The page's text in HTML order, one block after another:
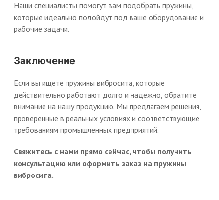
Наши специалисты помогут вам подобрать пружины,
которые идеально подойдут под ваше оборудование и
рабочие задачи.
Заключение
Если вы ищете пружины вибросита, которые
действительно работают долго и надежно, обратите
внимание на нашу продукцию. Мы предлагаем решения,
проверенные в реальных условиях и соответствующие
требованиям промышленных предприятий.
Свяжитесь с нами прямо сейчас, чтобы получить
консультацию или оформить заказ на пружины
вибросита.